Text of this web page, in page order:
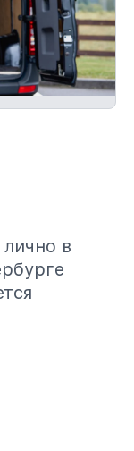
в